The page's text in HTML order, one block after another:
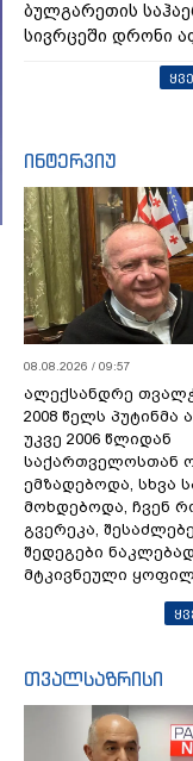
ბულგარეთის
სივრცეში დრონი
ინტერვიუ
08.08.2026 / 09:57
ალექსანდრე
2008 წელს პუტინმა
უკვე 2006 წლიდან
საქართველოსთან
ემზადებოდა, სხვა
მოხდებოდა, ჩვენ
გვერეკა,
შედეგები ნაკლებად
მტკივნეული
თვალსაზრისი